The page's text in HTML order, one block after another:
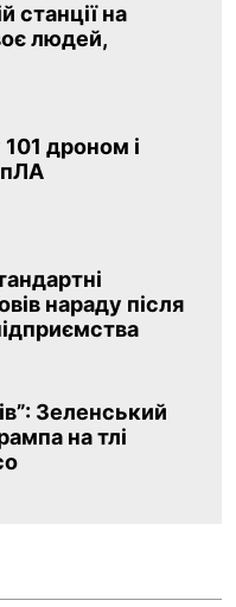
станції на
людей,
101 дроном і
нараду після
Зеленський
на тлі